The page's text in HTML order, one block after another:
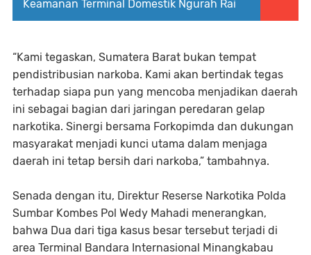
Keamanan Terminal Domestik Ngurah Rai
“Kami tegaskan, Sumatera Barat bukan tempat
pendistribusian narkoba. Kami akan bertindak tegas
terhadap siapa pun yang mencoba menjadikan daerah
ini sebagai bagian dari jaringan peredaran gelap
narkotika. Sinergi bersama Forkopimda dan dukungan
masyarakat menjadi kunci utama dalam menjaga
daerah ini tetap bersih dari narkoba,” tambahnya.
Senada dengan itu, Direktur Reserse Narkotika Polda
Sumbar Kombes Pol Wedy Mahadi menerangkan,
bahwa Dua dari tiga kasus besar tersebut terjadi di
area Terminal Bandara Internasional Minangkabau